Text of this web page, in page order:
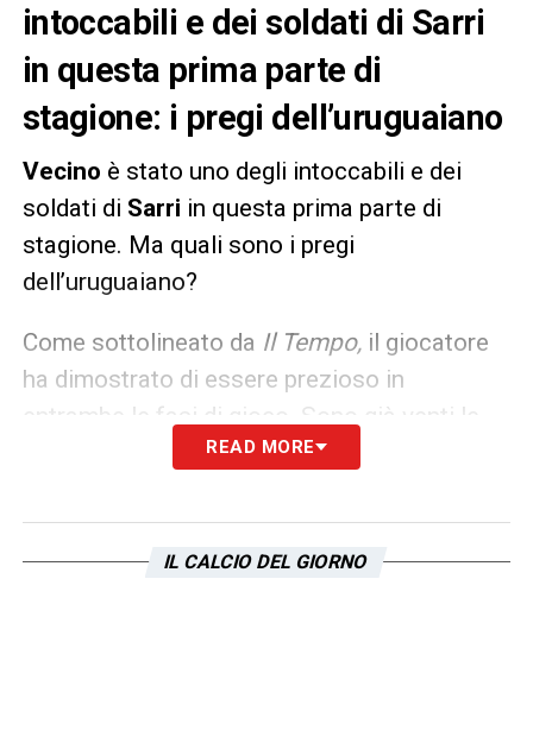
intoccabili e dei soldati di Sarri
in questa prima parte di
stagione: i pregi dell’uruguaiano
Vecino è stato uno degli intoccabili e dei
soldati di Sarri in questa prima parte di
stagione. Ma quali sono i pregi
dell’uruguaiano?
Come sottolineato da Il Tempo, il giocatore
ha dimostrato di essere prezioso in
entrambe le fasi di gioco. Sono già venti le
presenze in biancoceleste, quattordici in
complessivi. Insomma, numeri importanti.
READ MORE
IL CALCIO DEL GIORNO